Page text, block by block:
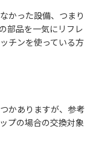
かった設備、つまり
部品を一気にリフレ
チンを使っている方
かありますが、参考
プの場合の交換対象